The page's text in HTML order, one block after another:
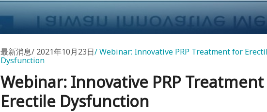
最新消息 2021年10月23日 Webinar: Innovative PRP Treatment for
Dysfunction
Webinar: Innovative PRP
Erectile Dysfunction